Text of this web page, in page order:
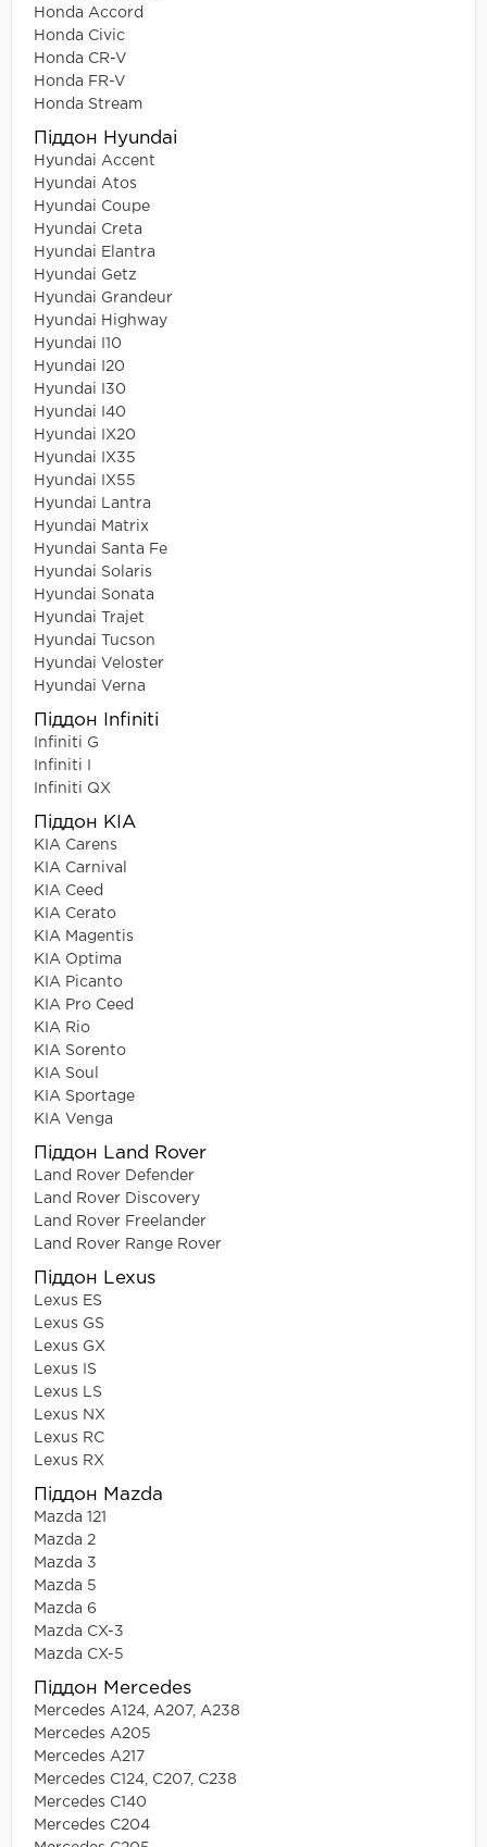
Honda Accord
Honda Civic
Honda CR-V
Honda FR-V
Honda Stream
Піддон Hyundai
Hyundai Accent
Hyundai Atos
Hyundai Coupe
Hyundai Creta
Hyundai Elantra
Hyundai Getz
Hyundai Grandeur
Hyundai Highway
Hyundai I10
Hyundai I20
Hyundai I30
Hyundai I40
Hyundai IX20
Hyundai IX35
Hyundai IX55
Hyundai Lantra
Hyundai Matrix
Hyundai Santa Fe
Hyundai Solaris
Hyundai Sonata
Hyundai Trajet
Hyundai Tucson
Hyundai Veloster
Hyundai Verna
Піддон Infiniti
Infiniti G
Infiniti I
Infiniti QX
Піддон KIA
KIA Carens
KIA Carnival
KIA Ceed
KIA Cerato
KIA Magentis
KIA Optima
KIA Picanto
KIA Pro Ceed
KIA Rio
KIA Sorento
KIA Soul
KIA Sportage
KIA Venga
Піддон Land Rover
Land Rover Defender
Land Rover Discovery
Land Rover Freelander
Land Rover Range Rover
Піддон Lexus
Lexus ES
Lexus GS
Lexus GX
Lexus IS
Lexus LS
Lexus NX
Lexus RC
Lexus RX
Піддон Mazda
Mazda 121
Mazda 2
Mazda 3
Mazda 5
Mazda 6
Mazda CX-3
Mazda CX-5
Піддон Mercedes
Mercedes A124, A207, A238
Mercedes A205
Mercedes A217
Mercedes C124, C207, C238
Mercedes C140
Mercedes C204